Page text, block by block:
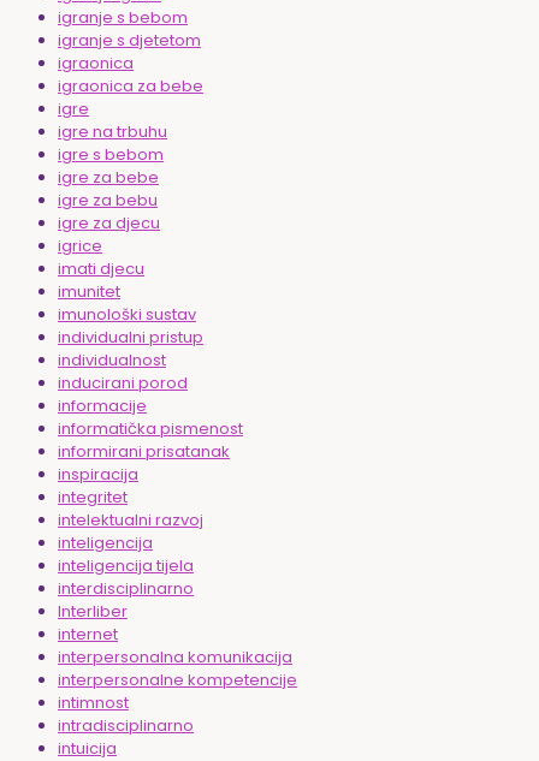
igranje s bebom
igranje s djetetom
igraonica
igraonica za bebe
igre
igre na trbuhu
igre s bebom
igre za bebe
igre za bebu
igre za djecu
igrice
imati djecu
imunitet
imunološki sustav
individualni pristup
individualnost
inducirani porod
informacije
informatička pismenost
informirani prisatanak
inspiracija
integritet
intelektualni razvoj
inteligencija
inteligencija tijela
interdisciplinarno
Interliber
internet
interpersonalna komunikacija
interpersonalne kompetencije
intimnost
intradisciplinarno
intuicija